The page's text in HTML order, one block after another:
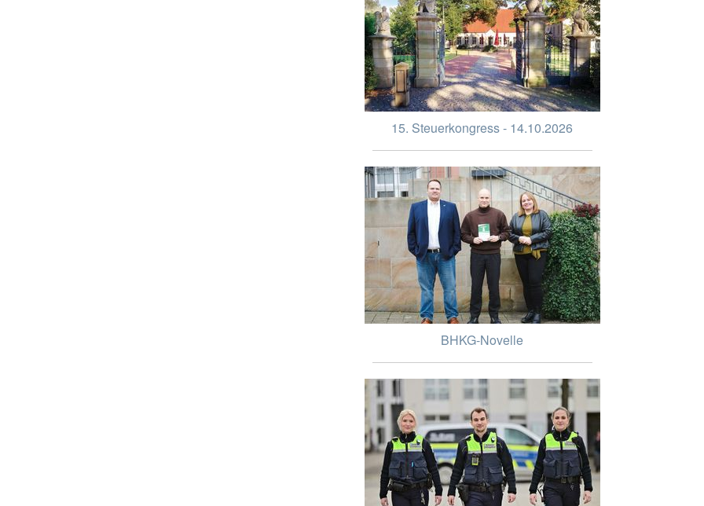
15. Steuerkongress - 14.10.2026
BHKG-Novelle